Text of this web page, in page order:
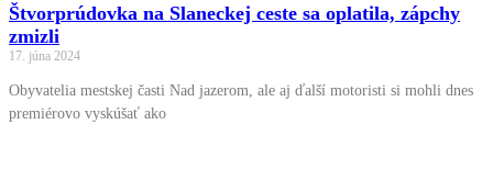
Štvorprúdovka na Slaneckej ceste sa oplatila, zápchy
zmizli
17. júna 2024
Obyvatelia mestskej časti Nad jazerom, ale aj ďalší motoristi si mohli dnes
premiérovo vyskúšať ako